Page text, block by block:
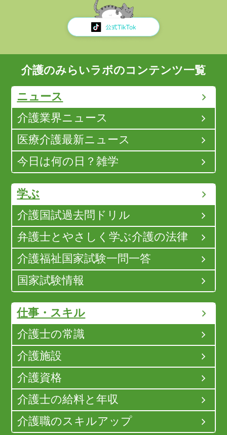
介護のみらいラボのコンテンツ一覧
ニュース
介護業界ニュース
医療介護最新ニュース
今日は何の日？雑学
学ぶ
介護国試過去問ドリル
弁護士とやさしく学ぶ介護の法律
介護福祉国家試験一問一答
国家試験情報
仕事・スキル
介護士の常識
介護施設
介護資格
介護士の給料と年収
介護職のスキルアップ